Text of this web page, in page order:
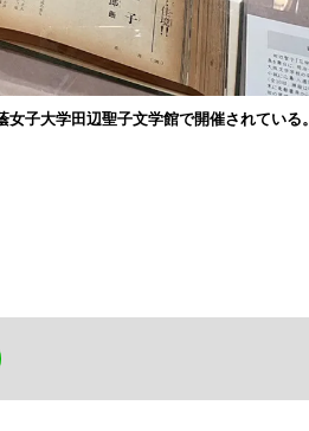
子大学田辺聖子文学館で開催されている。